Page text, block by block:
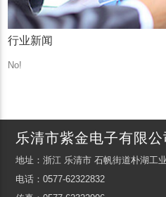
行业新闻
No!
乐清市紫金电子有限公
地址：浙江 乐清市 石帆街道朴湖工
电话：0577-62322832